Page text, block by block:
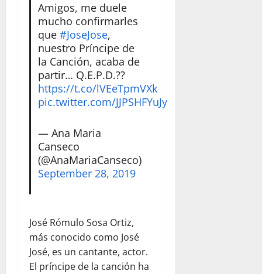
Amigos, me duele
mucho confirmarles
que #JoseJose,
nuestro Príncipe de
la Canción, acaba de
partir… Q.E.P.D.??
https://t.co/lVEeTpmVXk
pic.twitter.com/JJPSHFYuJy
— Ana Maria
Canseco
(@AnaMariaCanseco)
September 28, 2019
José Rómulo Sosa Ortiz,
más conocido como José
José, es un cantante, actor.
El príncipe de la canción ha